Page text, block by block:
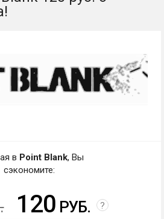
в Point Blank, Вы
сэкономите:
120 РУБ. ?